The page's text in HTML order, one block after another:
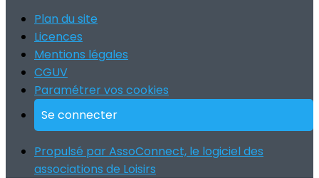
Plan du site
Licences
Mentions légales
CGUV
Paramétrer vos cookies
Se connecter
Propulsé par AssoConnect, le logiciel des
associations de Loisirs